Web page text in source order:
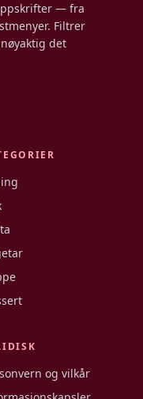
— fra
Filtrer
det
og vilkår